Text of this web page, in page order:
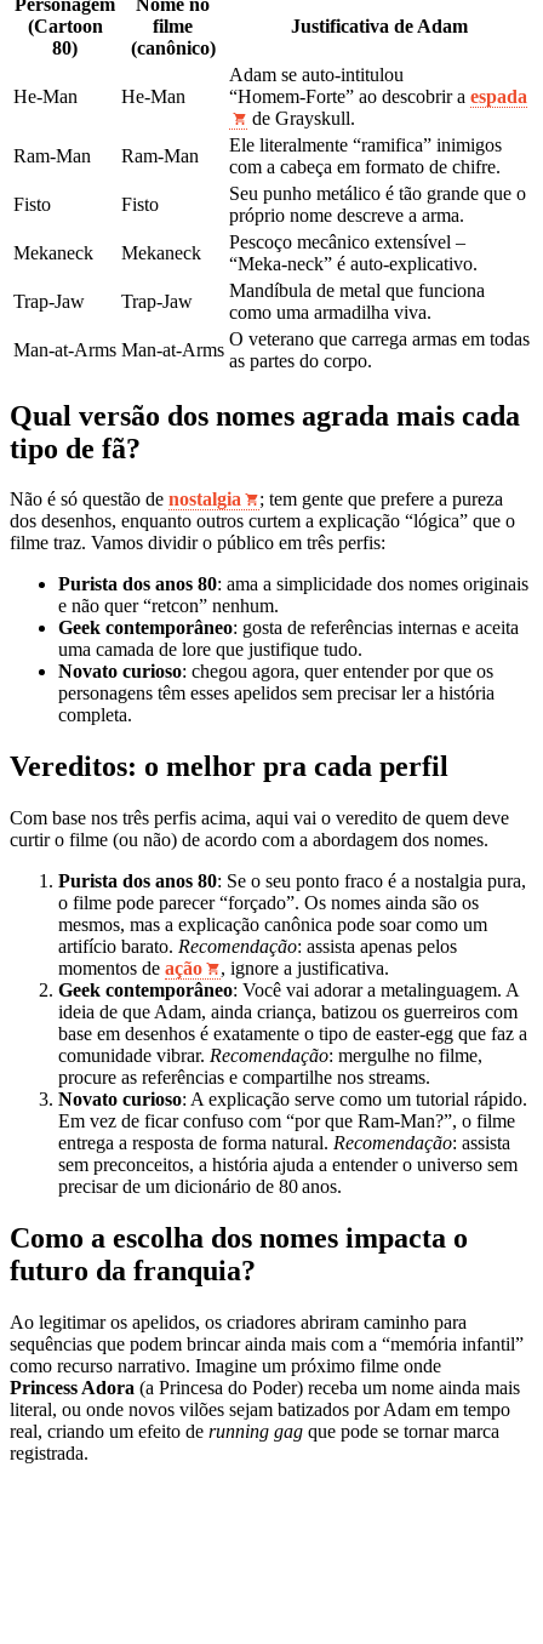
(Cartoon
80)
filme
(canônico)
Justificativa de Adam
He‑Man He‑Man
Adam se auto‑intitulou
“Homem‑Forte” ao descobrir a espada
de Grayskull.
Ram‑Man
Ram‑Man
Ele literalmente “ramifica” inimigos
com a cabeça em formato de chifre.
Fisto
Fisto
Seu punho metálico é tão grande que o
próprio nome descreve a arma.
Mekaneck
Mekaneck
Pescoço mecânico extensível –
“Meka‑neck” é auto‑explicativo.
Trap‑Jaw
Trap‑Jaw
Mandíbula de metal que funciona
como uma armadilha viva.
Man‑at‑Arms Man‑at‑Arms
O veterano que carrega armas em todas
as partes do corpo.
Qual versão dos nomes agrada mais cada
tipo de fã?
Não é só questão de nostalgia
; tem gente que prefere a pureza
dos desenhos, enquanto outros curtem a explicação “lógica” que o
filme traz. Vamos dividir o público em três perfis:
Purista dos anos 80: ama a simplicidade dos nomes originais
e não quer “retcon” nenhum.
Geek contemporâneo: gosta de referências internas e aceita
uma camada de lore que justifique tudo.
Novato curioso: chegou agora, quer entender por que os
personagens têm esses apelidos sem precisar ler a história
completa.
Vereditos: o melhor pra cada perfil
Com base nos três perfis acima, aqui vai o veredito de quem deve
curtir o filme (ou não) de acordo com a abordagem dos nomes.
Purista dos anos 80: Se o seu ponto fraco é a nostalgia pura,
o filme pode parecer “forçado”. Os nomes ainda são os
mesmos, mas a explicação canônica pode soar como um
artifício barato. Recomendação: assista apenas pelos
momentos de ação
, ignore a justificativa.
Geek contemporâneo: Você vai adorar a metalinguagem. A
ideia de que Adam, ainda criança, batizou os guerreiros com
base em desenhos é exatamente o tipo de easter‑egg que faz a
comunidade vibrar. Recomendação: mergulhe no filme,
procure as referências e compartilhe nos streams.
Novato curioso: A explicação serve como um tutorial rápido.
Em vez de ficar confuso com “por que Ram‑Man?”, o filme
entrega a resposta de forma natural. Recomendação: assista
sem preconceitos, a história ajuda a entender o universo sem
precisar de um dicionário de 80 anos.
Como a escolha dos nomes impacta o
futuro da franquia?
Ao legitimar os apelidos, os criadores abriram caminho para
sequências que podem brincar ainda mais com a “memória infantil”
como recurso narrativo. Imagine um próximo filme onde
Princess Adora (a Princesa do Poder) receba um nome ainda mais
literal, ou onde novos vilões sejam batizados por Adam em tempo
real, criando um efeito de running gag que pode se tornar marca
registrada.